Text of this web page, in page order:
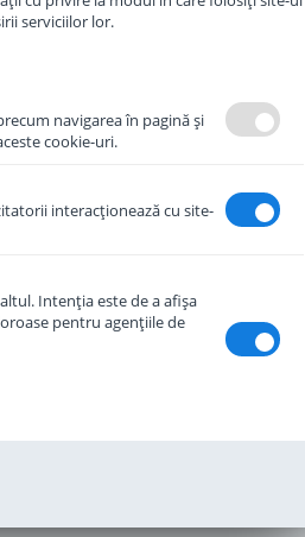
serviciilor lor.
navigarea în pagină şi
cookie-uri.
interacţionează cu site-
Intenţia este de a afişa
pentru agenţiile de